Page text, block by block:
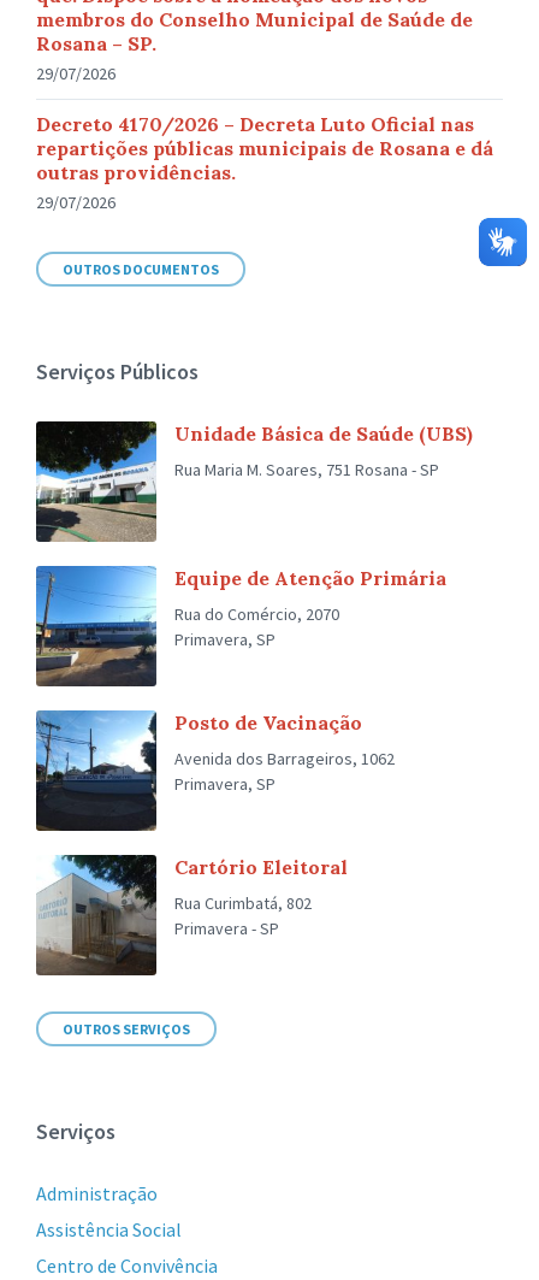
membros do Conselho Municipal de Saúde de
Rosana – SP.
29/07/2026
Decreto 4170/2026 – Decreta Luto Oficial nas
repartições públicas municipais de Rosana e dá
outras providências.
29/07/2026
OUTROS DOCUMENTOS
Serviços Públicos
Unidade Básica de Saúde (UBS)
Rua Maria M. Soares, 751 Rosana - SP
Equipe de Atenção Primária
Rua do Comércio, 2070
Primavera, SP
Posto de Vacinação
Avenida dos Barrageiros, 1062
Primavera, SP
Cartório Eleitoral
Rua Curimbatá, 802
Primavera - SP
OUTROS SERVIÇOS
Serviços
Administração
Assistência Social
Centro de Convivência